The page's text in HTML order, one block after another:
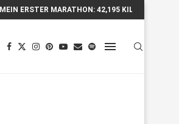
SUUNTO WING 2 IM TEST – FLÜGEL, FAKTEN...